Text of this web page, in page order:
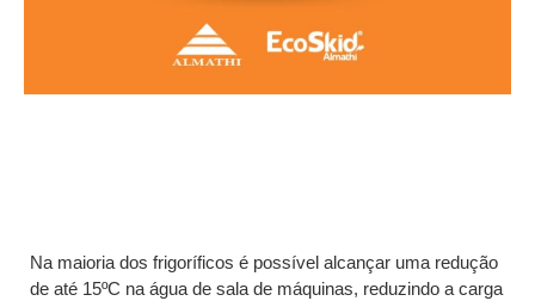
Na maioria dos frigoríficos é possível alcançar uma redução
de até 15ºC na água de sala de máquinas, reduzindo a carga